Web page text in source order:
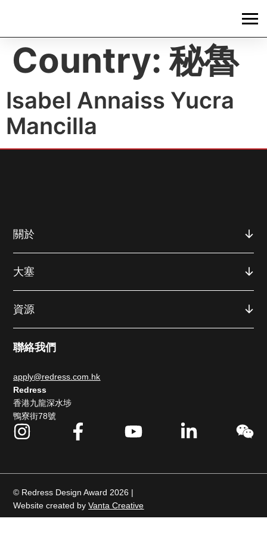
Country:秘魯
Isabel Annaiss Yucra
Mancilla
關於
大塞
資源
聯絡我們
apply@redress.com.hk
Redress
香港九龍深水埗
鴨寮街78號
© Redress Design Award 2026 |
Website created byVanta Creative